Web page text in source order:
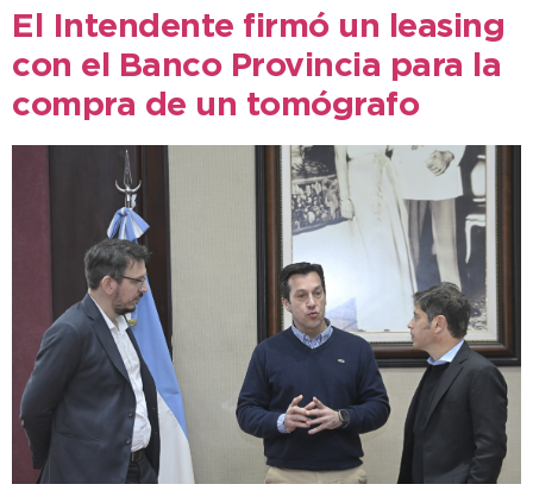
El Intendente firmó un leasing
con el Banco Provincia para la
compra de un tomógrafo